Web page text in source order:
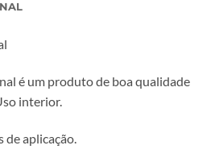
é um produto de boa qualidade
interior.
de aplicação.